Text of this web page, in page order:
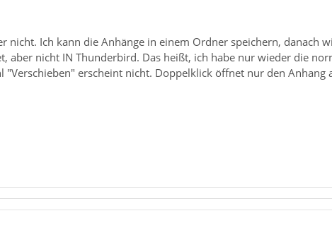
nicht. Ich kann die Anhänge in einem Ordner speichern, danach
aber nicht IN Thunderbird. Das heißt, ich habe nur wieder die
"Verschieben" erscheint nicht. Doppelklick öffnet nur den Anhang